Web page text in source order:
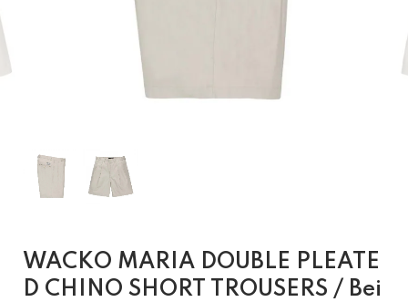
WACKO MARIA DOUBLE PLEATE
D CHINO SHORT TROUSERS / Bei